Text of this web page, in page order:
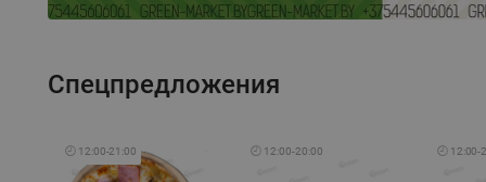
Спецпредложения
🕘 12:00-21:00 🕘 12:00-20:00 🕘 12:00-